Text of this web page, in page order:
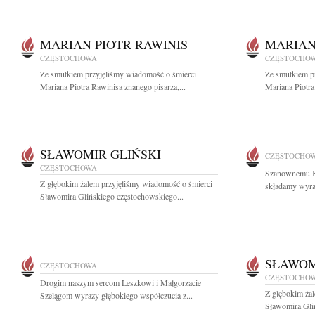
MARIAN PIOTR RAWINIS
CZĘSTOCHOWA
Ze smutkiem przyjęliśmy wiadomość o śmierci
Mariana Piotra Rawinisa znanego pisarza,...
Ze smutkiem
Mariana
SŁAWOMIR GLIŃSKI
CZĘSTOCHOWA
Z głębokim żalem przyjęliśmy wiadomość o śmierci
Sławomira Glińskiego częstochowskiego...
Szanownemu
składamy
CZĘSTOCHOWA
Drogim naszym sercom Leszkowi i Małgorzacie
Szelągom wyrazy głębokiego współczucia z...
Z głębokim
Sławomira